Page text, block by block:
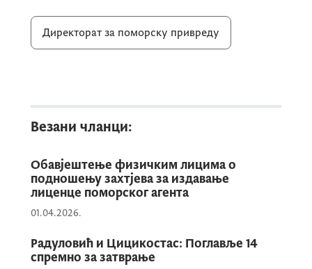
сектором. Директорица је подсјетила да је
Закон о поморско-агенцијској
План активности Министарства за 2026.
аката, који између осталог обухвата
израдуПравилника о програму и начину
полагања стручног испита
агента-посредника, формирањеКомисије
за полагање стручног испита
Директорат за поморску привреду
Везани чланци:
Обавјештење физичким лицима о
подношењу захтјева за издавање
лиценце поморског агента
01.04.2026.
Радуловић и Цицикостас: Поглавље 14
спремно за затврање